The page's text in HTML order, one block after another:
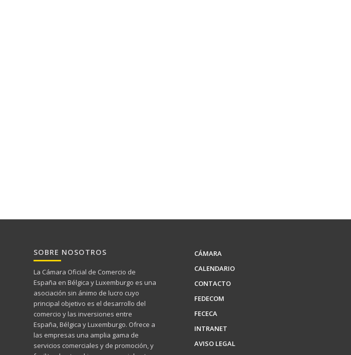
SOBRE NOSOTROS
La Cámara Oficial de Comercio de
España en Bélgica y Luxemburgo es una
asociación sin ánimo de lucro cuyo
principal objetivo es el desarrollo del
comercio y las inversiones entre
España, Bélgica y Luxemburgo. Ofrece a
las empresas una amplia gama de
servicios comerciales y de promoción, y
CÁMARA
CALENDARIO
CONTACTO
FEDECOM
FECECA
INTRANET
AVISO LEGAL